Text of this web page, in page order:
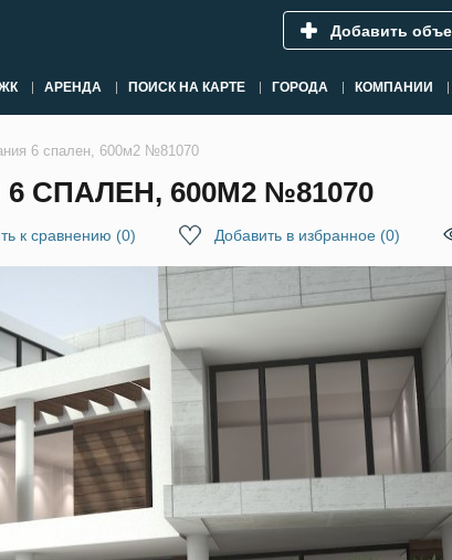
Добавить
АРЕНДА ПОИСК НА КАРТЕ ГОРОДА КОМПАНИИ
6 спален, 600м2 №81070
СПАЛЕН, 600М2 №81070
к сравнению (0) Добавить в избранное (0)